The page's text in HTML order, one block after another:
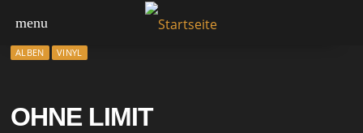
menu
ALBEN VINYL
OHNE LIMIT